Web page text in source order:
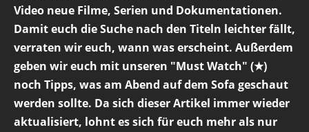
Video neue Filme, Serien und Dokumentationen.
Damit euch die Suche nach den Titeln leichter fällt,
verraten wir euch, wann was erscheint. Außerdem
geben wir euch mit unseren "Must Watch" (★)
noch Tipps, was am Abend auf dem Sofa geschaut
werden sollte. Da sich dieser Artikel immer wieder
aktualisiert, lohnt es sich für euch mehr als nur